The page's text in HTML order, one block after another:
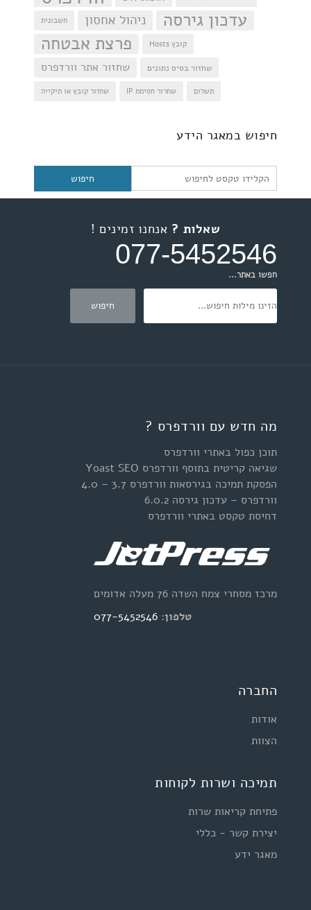
חשבונית ניהול אחסון
עדכון גירסה
פרצת אבטחה
קובץ Hosts
שחזור אתר וורדפרס שחזור בסיס נתונים
שחזור קובץ או תיקייה שחרור חסימת IP תשלום
חיפוש במאגר הידע
חיפוש
שאלות ? אנחנו זמינים !
077-5452546
חפשו באתר...
מה חדש עם וורדפרס ?
תוכן כפול באתרי וורדפרס
שגיאה קריטית בתוסף וורדפרס Yoast SEO
הפסקת תמיכה בגירסאות וורדפרס 3.7 – 4.0
וורדפרס – עדכון גירסה 6.0.2
דחיסת טקסט באתרי וורדפרס
מרכז מסחרי צמח השדה 76 מעלה אדומים
טלפון: 077-5452546
החברה
אודות
הצוות
תמיכה ושרות לקוחות
פתיחת קריאות שרות
יצירת קשר - כללי
מאגר ידע